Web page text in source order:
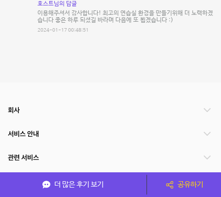
호스트님의 답글
이용해주셔서 감사합니다! 최고의 연습실 환경을 만들기위해 더 노력하겠
습니다 좋은 하루 되셨길 바라며 다음에 또 뵙겠습니다 :)
2024-01-17 00:48:51
더 많은 후기 보기 공유하기
회사
서비스 안내
관련 서비스